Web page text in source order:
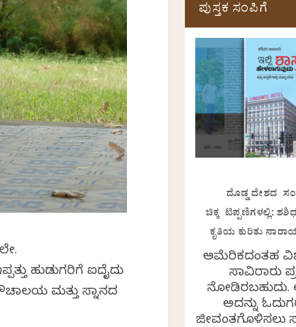
ಹುಡುಗರಿಗೆ ಐದೈದು
ಮತ್ತು ಸ್ನಾನದ
ಪುಸ್ತಕ ಸಂಪಿಗೆ
ದೊಡ್ಡ ದೇಶದ
ಚಿಕ್ಕ ಟಿಪ್ಪಣಿಗಳಲ್ಲಿ:
ಕೃತಿಯ ಕುರಿತು
ಅಮೆರಿಕದಂತಹ
ಸಾವಿರಾರು
ನೋಡಿರಬಹುದು.
ಅದನ್ನು
ಜೀವಂತಗೊಳಿಸಲು